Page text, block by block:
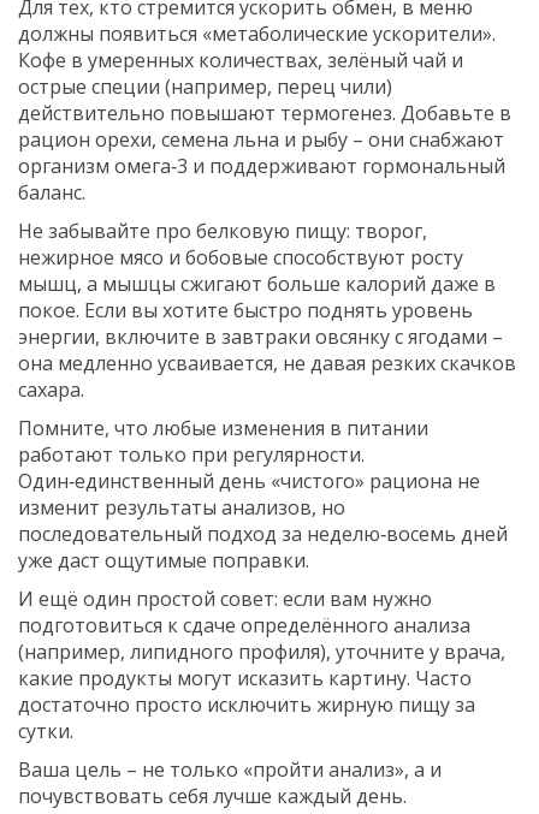
Для тех, кто стремится ускорить обмен, в меню
должны появиться «метаболические ускорители».
Кофе в умеренных количествах, зелёный чай и
острые специи (например, перец чили)
действительно повышают термогенез. Добавьте в
рацион орехи, семена льна и рыбу – они снабжают
организм омега‑3 и поддерживают гормональный
баланс.
Не забывайте про белковую пищу: творог,
нежирное мясо и бобовые способствуют росту
мышц, а мышцы сжигают больше калорий даже в
покое. Если вы хотите быстро поднять уровень
энергии, включите в завтраки овсянку с ягодами –
она медленно усваивается, не давая резких скачков
сахара.
Помните, что любые изменения в питании
работают только при регулярности.
Один‑единственный день «чистого» рациона не
изменит результаты анализов, но
последовательный подход за неделю‑восемь дней
уже даст ощутимые поправки.
И ещё один простой совет: если вам нужно
подготовиться к сдаче определённого анализа
(например, липидного профиля), уточните у врача,
какие продукты могут исказить картину. Часто
достаточно просто исключить жирную пищу за
сутки.
Ваша цель – не только «пройти анализ», а и
почувствовать себя лучше каждый день.